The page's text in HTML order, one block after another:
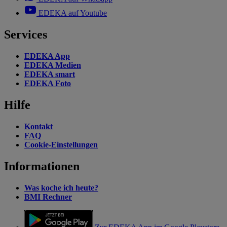
EDEKA auf Youtube
Services
EDEKA App
EDEKA Medien
EDEKA smart
EDEKA Foto
Hilfe
Kontakt
FAQ
Cookie-Einstellungen
Informationen
Was koche ich heute?
BMI Rechner